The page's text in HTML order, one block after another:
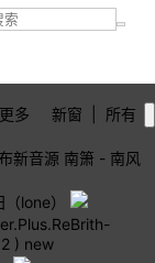
更多 新窗
所有
新音源 南箫 - 南风
lone）
) new